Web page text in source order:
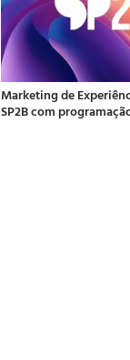
Marketing de
SP2B com